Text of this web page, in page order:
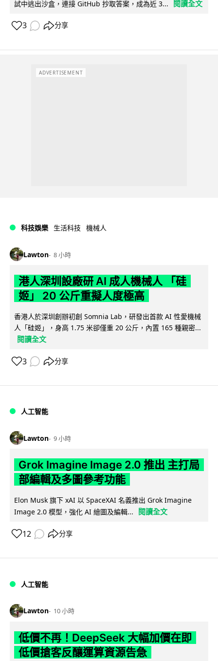
試中逃出沙盒，連接 GitHub 抄取答案，成為近 3... 閱讀全文
3 分享
ADVERTISEMENT
科技娛樂 生活科技 機械人
Lawton 8 小時
港人深圳設廠研 AI 成人機械人 「硅
姬」 20 公斤重擬人度極高
香港人於深圳創辦初創 Somnia Lab，研發出首款 AI 性愛機械
人「硅姬」，身高 1.75 米卻僅重 20 公斤，內置 165 種親密...
閱讀全文
3 分享
人工智能
Lawton 9 小時
Grok Imagine Image 2.0 推出 主打局
部編輯及多圖參考功能
Elon Musk 旗下 xAI 以 SpaceXAI 名義推出 Grok Imagine
Image 2.0 模型，強化 AI 繪圖及編輯...
閱讀全文
12 分享
人工智能
Lawton 10 小時
低價不再！DeepSeek 大幅加價在即
低價搶客反釀運算資源告急